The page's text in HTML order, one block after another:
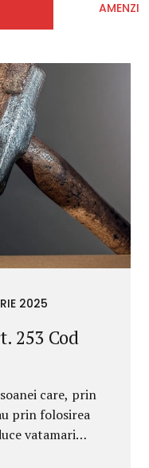
AMENZI
2025
253 Cod
care, prin
prin folosirea
vatamari